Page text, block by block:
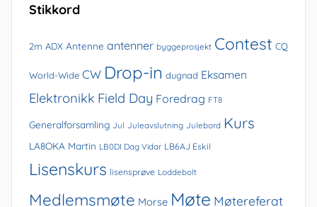
Stikkord
2m ADX Antenne antenner byggeprosjekt Contest CQ
World-Wide CW Drop-in dugnad Eksamen
Elektronikk Field Day Foredrag FT8
Generalforsamling Jul Juleavslutning Julebord Kurs
LA8OKA Martin LB0DI Dag Vidar LB6AJ Eskil
Lisenskurs lisensprøve Loddebolt
Medlemsmøte Morse Møte Møtereferat